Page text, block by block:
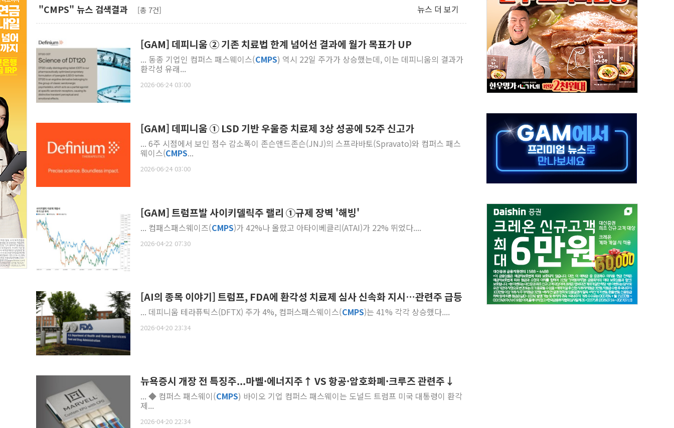
인천서 말다툼 중 어머니 흉기 살해 10대 아들 체포
'화합' 꺼낸 김민석에 '뻔뻔' 받아친 정청래…제주 연설서 신경전 고조
李대통령, ISA 개편 재검토 지시…與 "적극 환영"·野 "졸속 국정"
동해중부 전 해상 풍랑주의보…10일까지 최대 3.5m 높은 물결
연일 폭염에 온열질환 사망 23명…정부, 비상대응기구 가동
中 전방위 아파트 부양, 수도 베이징도 부동산 규제 철폐
동해시, 11~14일 '별똥별 멍' 운영…페르세우스 유성우 관측
강원 중·남부 동해안 시간당 50mm 이상 폭우…호우경보 발효
청양 밭에서 일하던 90대 숨져…온열질환 여부 조사
폭염에 車 운전면허 기능시험 오전 집중 편성…체감온도 38도 넘으면 중단
"CMPS" 뉴스 검색결과 [총 7건] 뉴스 더 보기
[GAM] 데피니움 ② 기존 치료법 한계 넘어선 결과에 월가 목표가 UP
... 동종 기업인 컴퍼스 패스웨이스(CMPS) 역시 22일 주가가 상승했는데, 이는 데피니움의 결과가
환각성 유래...
2026-06-24 03:00
[GAM] 데피니움 ① LSD 기반 우울증 치료제 3상 성공에 52주 신고가
... 6주 시점에서 보인 점수 감소폭이 존슨앤드존슨(JNJ)의 스프라바토(Spravato)와 컴퍼스 패스
웨이스(CMPS...
2026-06-24 03:00
[GAM] 트럼프발 사이키델릭주 랠리 ①규제 장벽 '해빙'
... 컴패스패스웨이즈(CMPS)가 42%나 올랐고 아타이베클리(ATAI)가 22% 뛰었다....
2026-04-22 07:30
[AI의 종목 이야기] 트럼프, FDA에 환각성 치료제 심사 신속화 지시…관련주 급등
... 데피니움 테라퓨틱스(DFTX) 주가 4%, 컴퍼스패스웨이스(CMPS)는 41% 각각 상승했다....
2026-04-20 23:34
뉴욕증시 개장 전 특징주...마벨·에너지주↑ VS 항공·암호화폐·크루즈 관련주↓
... ◆ 컴퍼스 패스웨이(CMPS) 바이오 기업 컴퍼스 패스웨이는 도널드 트럼프 미국 대통령이 환각
제...
2026-04-20 22:34